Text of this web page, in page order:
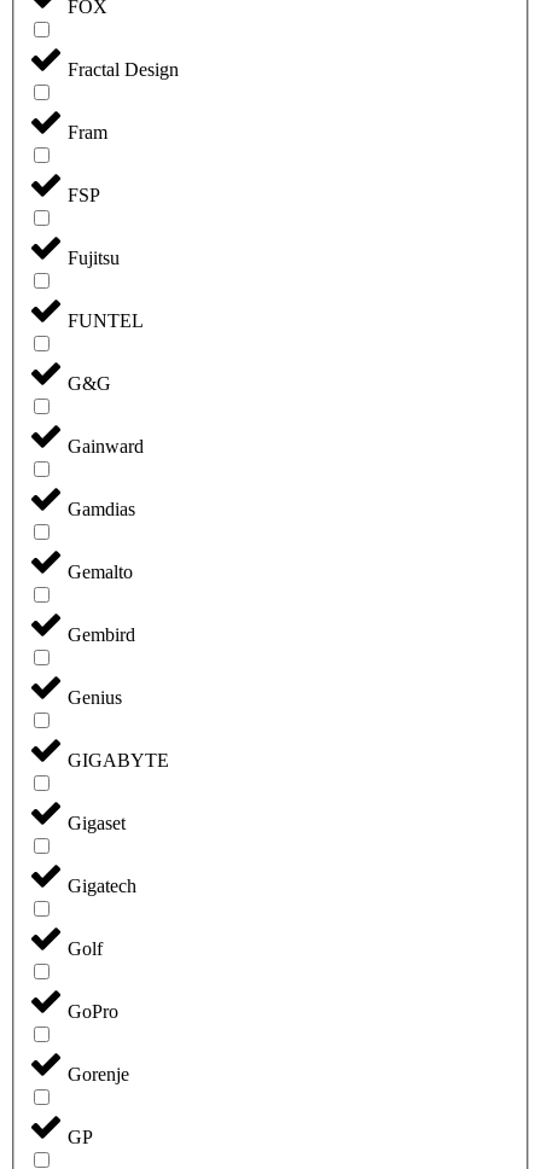
FOX
Fractal Design
Fram
FSP
Fujitsu
FUNTEL
G&G
Gainward
Gamdias
Gemalto
Gembird
Genius
GIGABYTE
Gigaset
Gigatech
Golf
GoPro
Gorenje
GP